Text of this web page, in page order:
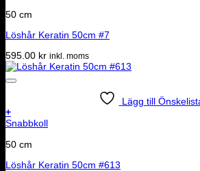
50 cm
Löshår Keratin 50cm #7
595.00 kr inkl. moms
Lägg till
+
Snabbkoll
50 cm
Löshår Keratin 50cm #613